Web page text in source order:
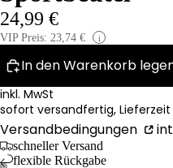
24,99 €
VIP Preis: 23,74 € i
In den Warenkorb
inkl. MwSt
sofort versandfertig, Lieferzeit
Versandbedingungen
schneller Versand
flexible Rückgabe